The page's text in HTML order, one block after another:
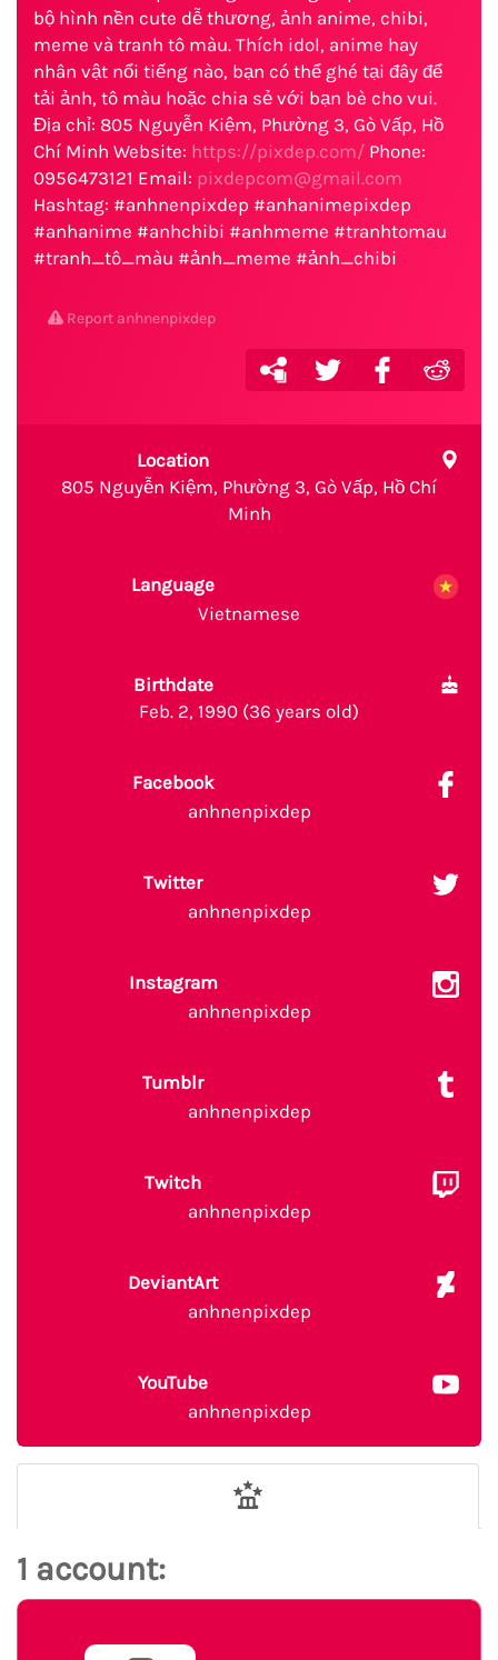
bộ hình nền cute dễ thương, ảnh anime, chibi,
meme và tranh tô màu. Thích idol, anime hay
nhân vật nổi tiếng nào, bạn có thể ghé tại đây để
tải ảnh, tô màu hoặc chia sẻ với bạn bè cho vui.
Địa chỉ: 805 Nguyễn Kiệm, Phường 3, Gò Vấp, Hồ
Chí Minh Website: https://pixdep.com/ Phone:
0956473121 Email: pixdepcom@gmail.com
Hashtag: #anhnenpixdep #anhanimepixdep
#anhanime #anhchibi #anhmeme #tranhtomau
#tranh_tô_màu #ảnh_meme #ảnh_chibi
Report anhnenpixdep
Location
805 Nguyễn Kiệm, Phường 3, Gò Vấp, Hồ Chí
Minh
Language
Vietnamese
Birthdate
Feb. 2, 1990 (36 years old)
Facebook
anhnenpixdep
Twitter
anhnenpixdep
Instagram
anhnenpixdep
Tumblr
anhnenpixdep
Twitch
anhnenpixdep
DeviantArt
anhnenpixdep
YouTube
anhnenpixdep
1 account: